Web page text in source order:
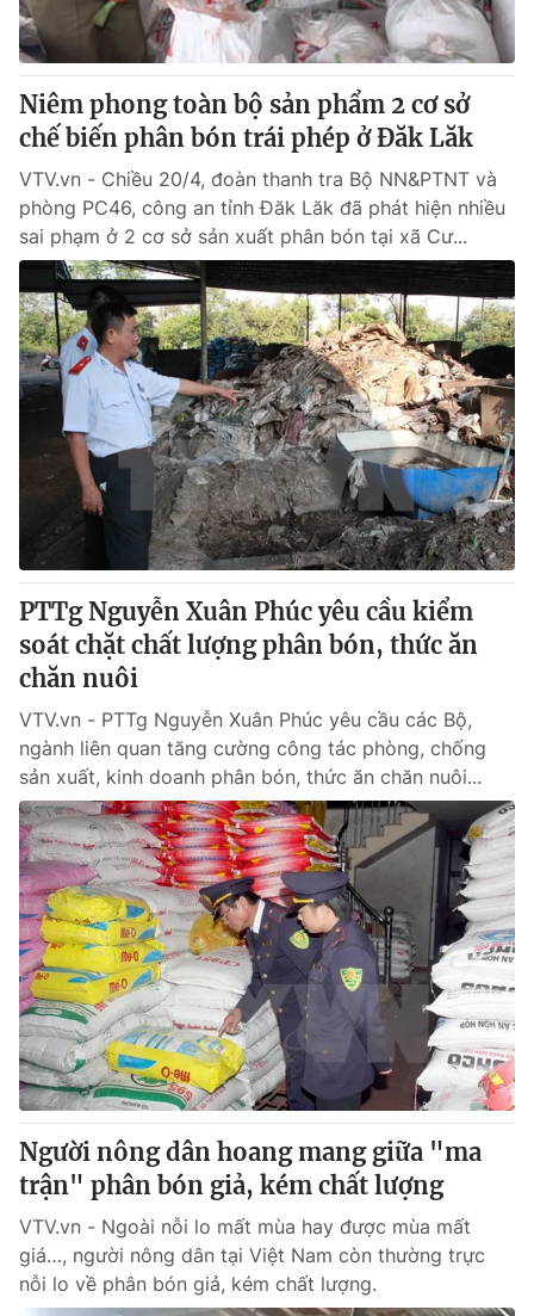
Cơ quan báo chí:Thời báo VTV
Giấy phép hoạt động báo in và báo điện tử số 483/GP-BTTTT
Tổng Biên tập:Vũ Thanh Thủy
Phó Tổng Biên tập: Nguyễn Thị Mỹ Hạnh, Phạm Quốc Thắng,
Nguyễn Trọng Ninh
Tổng đài VTV:024.38 355 931 - 024.38 355 932
Ðiện thoại Thời báo VTV:024.66 897 897
Email:toasoan@vtv.vn
Liên hệ quảng cáo:024-7300.7108
® Cấm sao chép dưới mọi hình thức nếu không có sự chấp
thuận bằng văn bản. Ghi rõ nguồn VTV.vn khi phát hành lại
Niêm phong toàn bộ sản phẩm 2 cơ sở
chế biến phân bón trái phép ở Đăk Lăk
VTV.vn - Chiều 20/4, đoàn thanh tra Bộ NN&PTNT và
phòng PC46, công an tỉnh Đăk Lăk đã phát hiện nhiều
sai phạm ở 2 cơ sở sản xuất phân bón tại xã Cư...
PTTg Nguyễn Xuân Phúc yêu cầu kiểm
soát chặt chất lượng phân bón, thức ăn
chăn nuôi
VTV.vn - PTTg Nguyễn Xuân Phúc yêu cầu các Bộ,
ngành liên quan tăng cường công tác phòng, chống
sản xuất, kinh doanh phân bón, thức ăn chăn nuôi...
Người nông dân hoang mang giữa "ma
trận" phân bón giả, kém chất lượng
VTV.vn - Ngoài nỗi lo mất mùa hay được mùa mất
giá…, người nông dân tại Việt Nam còn thường trực
nỗi lo về phân bón giả, kém chất lượng.